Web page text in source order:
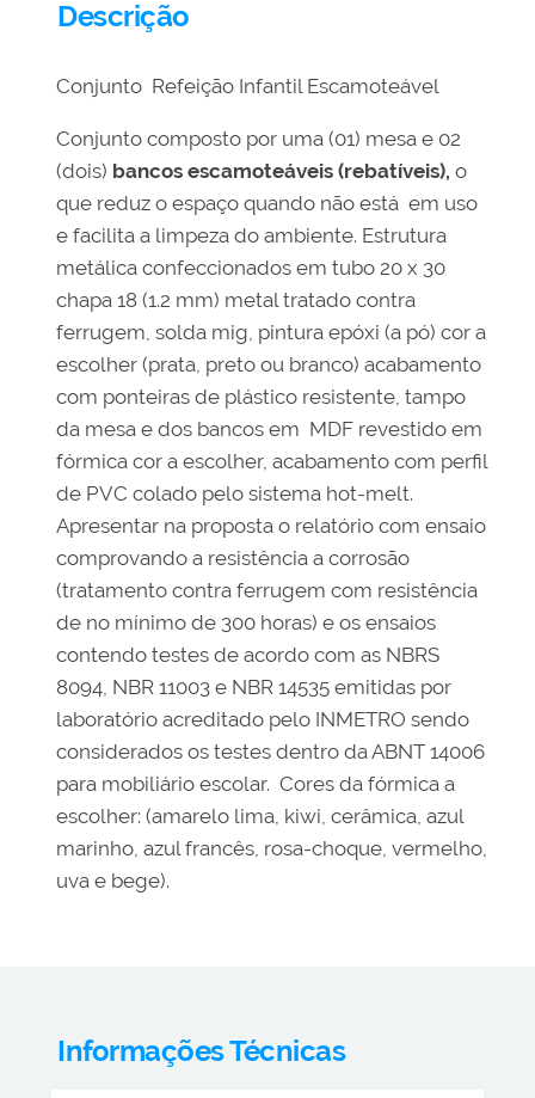
Descrição
Conjunto Refeição Infantil Escamoteável
Conjunto composto por uma (01) mesa e 02
(dois) bancos escamoteáveis (rebatíveis),o
que reduz o espaço quando não está em uso
e facilita a limpeza do ambiente. Estrutura
metálica confeccionados em tubo 20 x 30
chapa 18 (1.2 mm) metal tratado contra
ferrugem, solda mig, pintura epóxi (a pó) cor a
escolher (prata, preto ou branco) acabamento
com ponteiras de plástico resistente, tampo
da mesa e dos bancos em MDF revestido em
fórmica cor a escolher, acabamento com perfil
de PVC colado pelo sistema hot-melt.
Apresentar na proposta o relatório com ensaio
comprovando a resistência a corrosão
(tratamento contra ferrugem com resistência
de no mínimo de 300 horas) e os ensaios
contendo testes de acordo com as NBRS
8094, NBR 11003 e NBR 14535 emitidas por
laboratório acreditado pelo INMETRO sendo
considerados os testes dentro da ABNT 14006
para mobiliário escolar. Cores da fórmica a
escolher: (amarelo lima, kiwi, cerâmica, azul
marinho, azul francês, rosa-choque, vermelho,
uva e bege).
Informações Técnicas